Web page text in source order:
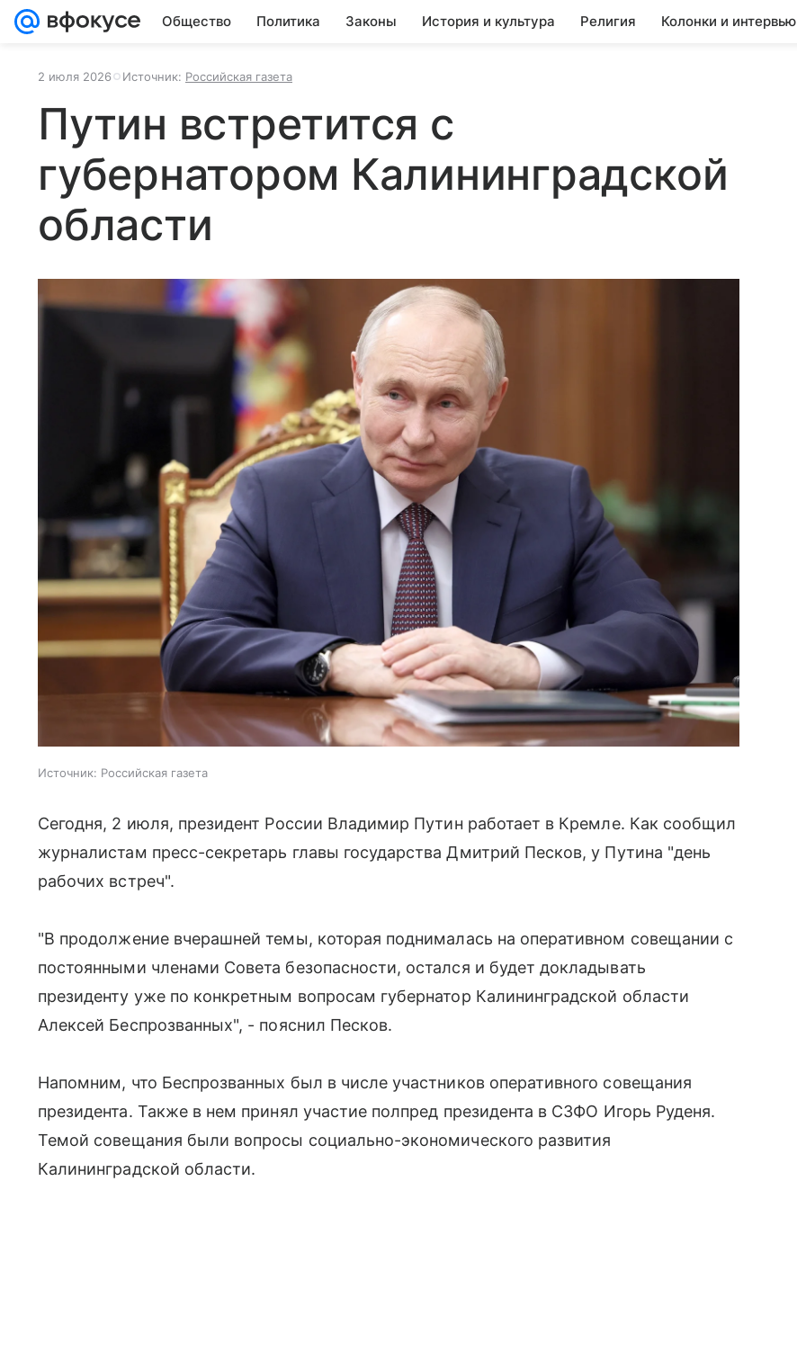
Общество Политика Законы История и культура Религия Колонки и интервью
2 июля 2026 Источник: Российская газета
Путин встретится с
губернатором Калининградской
области
Источник: Российская газета
Сегодня, 2 июля, президент России Владимир Путин работает в Кремле. Как сообщил
журналистам пресс-секретарь главы государства Дмитрий Песков, у Путина "день
рабочих встреч".
"В продолжение вчерашней темы, которая поднималась на оперативном совещании с
постоянными членами Совета безопасности, остался и будет докладывать
президенту уже по конкретным вопросам губернатор Калининградской области
Алексей Беспрозванных", - пояснил Песков.
Напомним, что Беспрозванных был в числе участников оперативного совещания
президента. Также в нем принял участие полпред президента в СЗФО Игорь Руденя.
Темой совещания были вопросы социально-экономического развития
Калининградской области.